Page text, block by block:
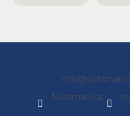
info@
Nutsman.cz